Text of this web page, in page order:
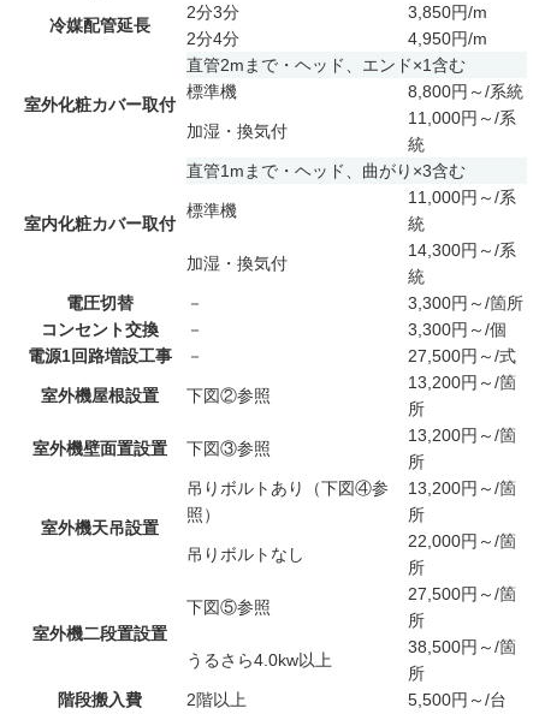
冷媒配管延長
2分3分
3,850円/m
2分4分
4,950円/m
室外化粧カバー取付
直管2mまで・ヘッド、エンド×1含む
標準機
8,800円～/系統
加湿・換気付
11,000円～/系
統
室内化粧カバー取付
直管1mまで・ヘッド、曲がり×3含む
標準機
11,000円～/系
統
加湿・換気付
14,300円～/系
統
電圧切替
－
3,300円～/箇所
コンセント交換
－
3,300円～/個
電源1回路増設工事
－ 27,500円～/式
室外機屋根設置 下図②参照
13,200円～/箇
所
室外機壁面置設置 下図③参照
13,200円～/箇
所
室外機天吊設置
吊りボルトあり（下図④参
照）
13,200円～/箇
所
吊りボルトなし
22,000円～/箇
所
室外機二段置設置
下図⑤参照
27,500円～/箇
所
うるさら4.0kw以上
38,500円～/箇
所
階段搬入費
2階以上
5,500円～/台